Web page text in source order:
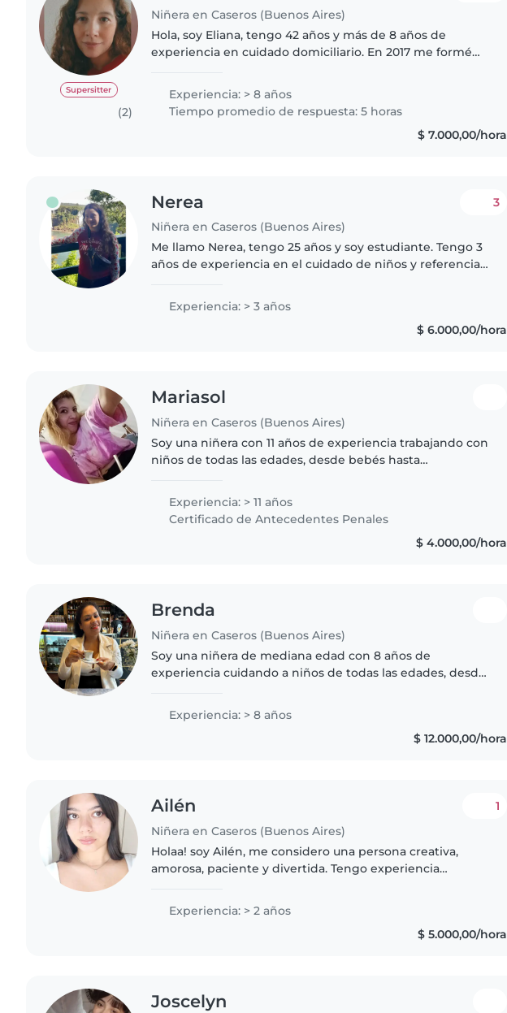
Supersitter
(2)
Niñera en Caseros (Buenos Aires)
Hola, soy Eliana, tengo 42 años y más de 8 años de
experiencia en cuidado domiciliario. En 2017 me formé
Experiencia: > 8 años
Tiempo promedio de respuesta: 5 horas
$ 7.000,00/hora
Nerea
Niñera en Caseros (Buenos Aires)
3
Me llamo Nerea, tengo 25 años y soy estudiante. Tengo 3
años de experiencia en el cuidado de niños y referencias.
fomentando su creatividad,..
Experiencia: > 3 años
$ 6.000,00/hora
Mariasol
Niñera en Caseros (Buenos Aires)
Soy una niñera con 11 años de experiencia trabajando con
niños de todas las edades, desde bebés hasta
disfruto mucho de actividades..
Experiencia: > 11 años
Certificado de Antecedentes Penales
$ 4.000,00/hora
Brenda
Niñera en Caseros (Buenos Aires)
Soy una niñera de mediana edad con 8 años de
experiencia cuidando a niños de todas las edades, desde
psicopedagogía y habilidades..
Experiencia: > 8 años
$ 12.000,00/hora
Ailén
Niñera en Caseros (Buenos Aires)
1
Holaa! soy Ailén, me considero una persona creativa,
amorosa, paciente y divertida. Tengo experiencia
pude tener una linda..
Experiencia: > 2 años
$ 5.000,00/hora
Joscelyn